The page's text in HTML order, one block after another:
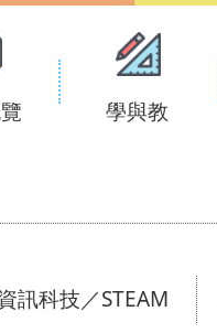
學與教
訊科技／STEAM